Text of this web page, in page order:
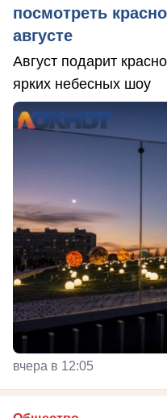
посмотреть
августе
Август подарит
ярких небесных шоу
вчера в 12:05